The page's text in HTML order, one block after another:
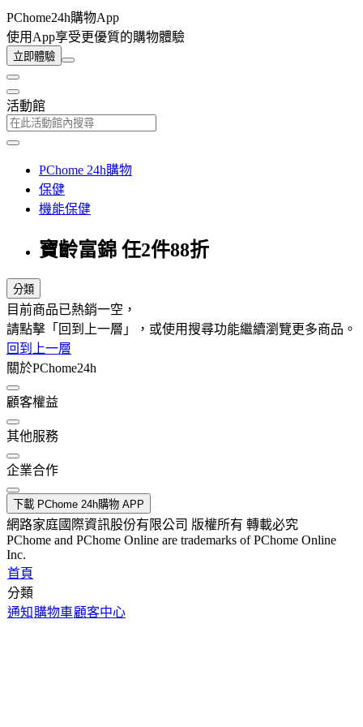
PChome24h購物App
使用App享受更優質的購物體驗
立即體驗
活動館
PChome 24h購物
保健
機能保健
寶齡富錦 任2件88折
分類
目前商品已熱銷一空，
請點擊「回到上一層」，或使用搜尋功能繼續瀏覽更多商品。
回到上一層
關於PChome24h
顧客權益
其他服務
企業合作
下載 PChome 24h購物 APP
網路家庭國際資訊股份有限公司 版權所有 轉載必究
PChome and PChome Online are trademarks of PChome Online
Inc.
首頁
分類
通知 購物車顧客中心